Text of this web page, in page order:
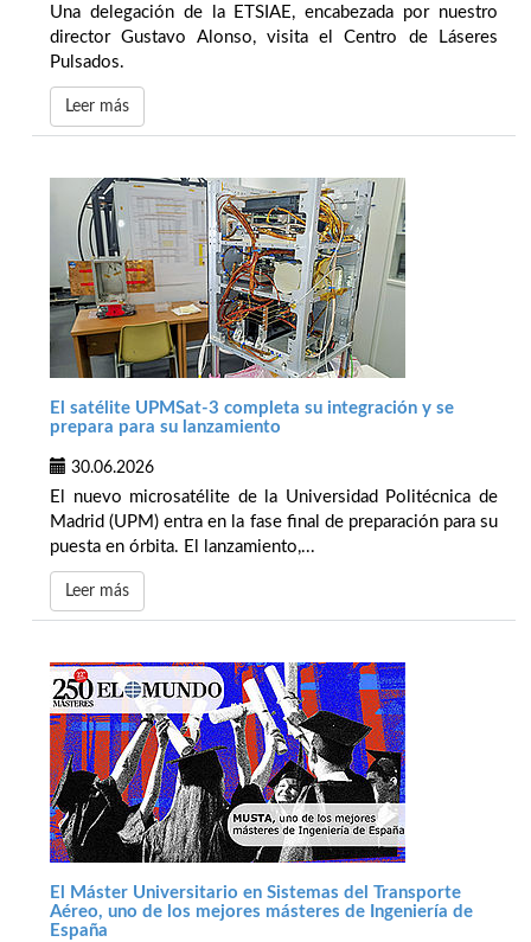
Una delegación de la ETSIAE, encabezada por nuestro
director Gustavo Alonso, visita el Centro de Láseres
Pulsados.
Leer más
El satélite UPMSat-3 completa su integración y se
prepara para su lanzamiento
30.06.2026
El nuevo microsatélite de la Universidad Politécnica de
Madrid (UPM) entra en la fase final de preparación para su
puesta en órbita. El lanzamiento,...
Leer más
El Máster Universitario en Sistemas del Transporte
Aéreo, uno de los mejores másteres de Ingeniería de
España